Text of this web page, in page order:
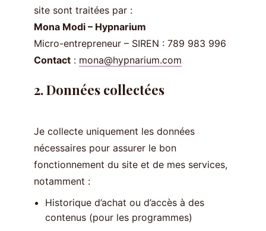
site sont traitées par :
Mona Modi – Hypnarium
Micro-entrepreneur – SIREN : 789 983 996
Contact : mona@hypnarium.com
2. Données collectées
Je collecte uniquement les données
nécessaires pour assurer le bon
fonctionnement du site et de mes services,
notamment :
Historique d’achat ou d’accès à des
contenus (pour les programmes)